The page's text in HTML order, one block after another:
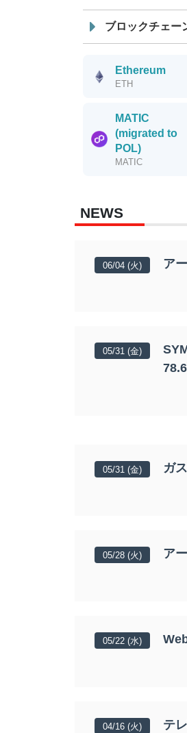
ブロックチェー
Ethereum
ETH
MATIC
(migrated to
POL)
MATIC
NEWS
06/04 (火) ア
05/31 (金)
05/31 (金) ガ
05/28 (火) ア
05/22 (水)
04/16 (火)
テ